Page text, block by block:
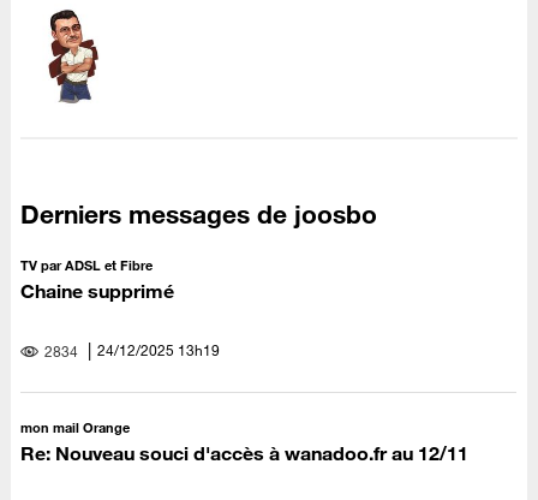
Derniers messages de joosbo
TV par ADSL et Fibre
Chaine supprimé
2834 ‎24/12/2025 13h19
mon mail Orange
Re: Nouveau souci d'accès à wanadoo.fr au 12/11